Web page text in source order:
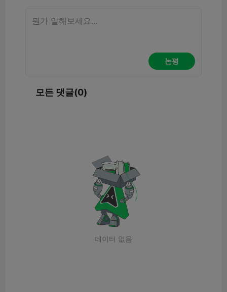
논평
모든 댓글(0)
데이터 없음